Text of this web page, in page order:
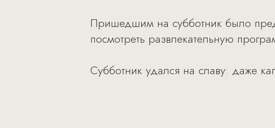
Пришедшим на субботник было
посмотреть развлекательную
Субботник удался на славу: даже